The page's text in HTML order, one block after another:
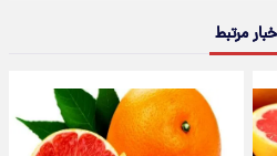
مرتبط